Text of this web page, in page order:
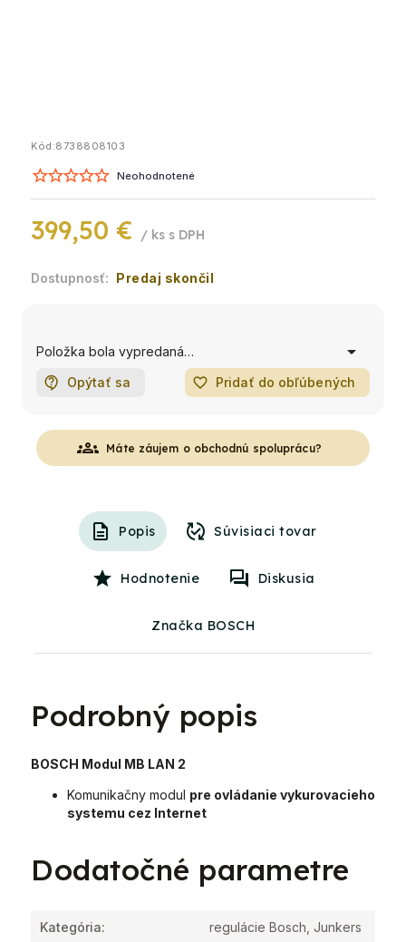
Kód:8738808103
Neohodnotené
399,50 € / ks
Predaj skončil
Položka bola vypredaná…
Opýtať sa
favorite_border Pridať do obľúbených
groups Máte záujem o obchodnú spoluprácu?
Popis Súvisiaci tovar
Hodnotenie Diskusia
Značka BOSCH
Podrobný popis
BOSCH Modul MB LAN 2
Komunikačny modul pre ovládanie vykurovacieho
systemu cez Internet
Dodatočné parametre
Kategória: regulácie Bosch, Junkers